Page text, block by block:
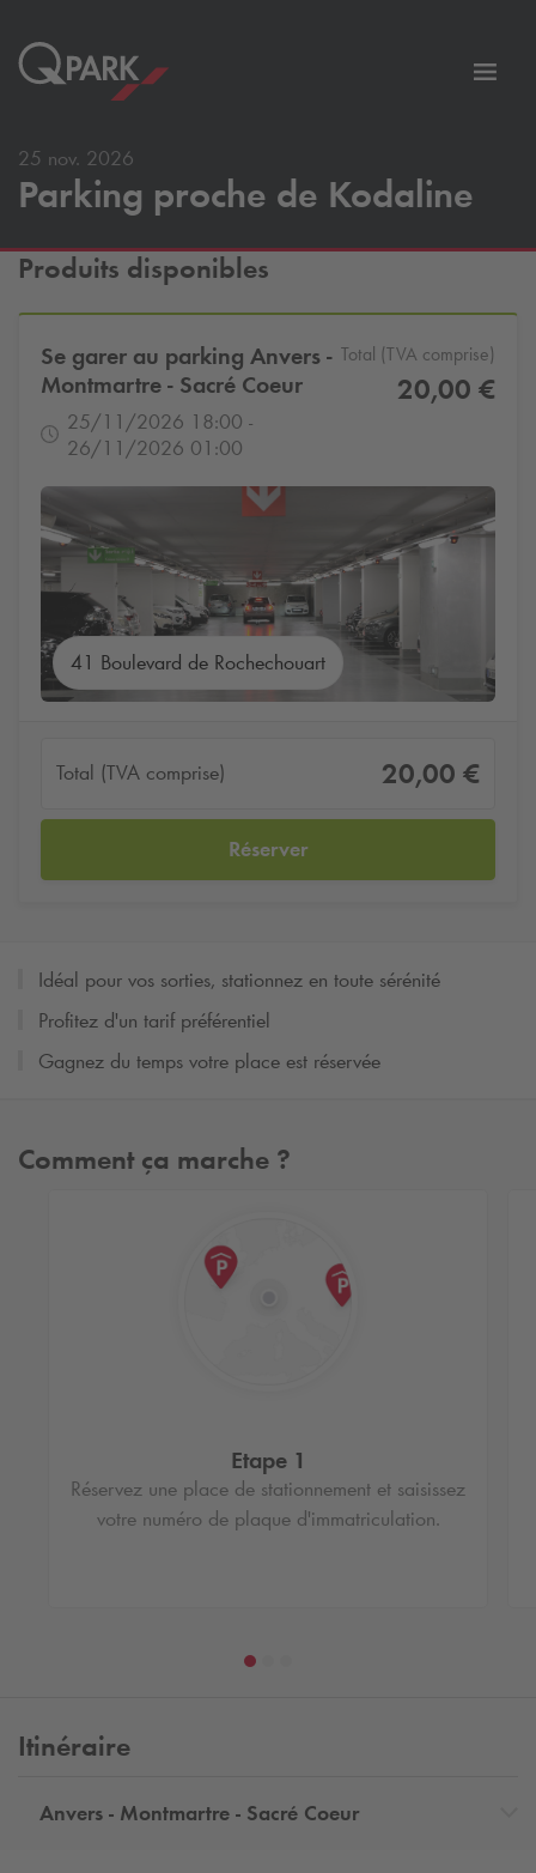
25 nov. 2026
Parking proche de Kodaline
Produits disponibles
Se garer au parking Anvers -
Montmartre - Sacré Coeur
25/11/2026 18:00 -
26/11/2026 01:00
Total (TVA comprise)
20,00 €
41 Boulevard de Rochechouart
Total (TVA comprise) 20,00 €
Réserver
Idéal pour vos sorties, stationnez en toute sérénité
Profitez d'un tarif préférentiel
Gagnez du temps votre place est réservée
Comment ça marche ?
Etape 1
Réservez une place de stationnement et saisissez
votre numéro de plaque d'immatriculation.
Itinéraire
Anvers - Montmartre - Sacré Coeur